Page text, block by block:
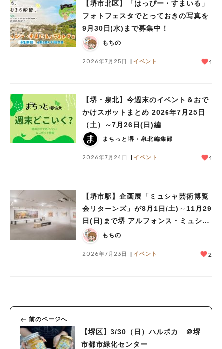
【堺市北区】「はっぴー・すまいる」
フォトフェスタでとっておきの写真を
9月30日(水)まで募集中！
もちの
2026年7月25日 イベント 1
【堺・泉北】今週末のイベント＆おで
かけスポットまとめ 2026年7月25日
（土）～7月26日(日)編
まちっと堺・泉北編集部
2026年7月24日 イベント 1
【堺市駅】企画展「ミュシャ芸術博覧
会リターンズ」が8月1日(土)～11月29
日(日)まで堺 アルフォンス・ミュシャ
館で開催！
もちの
2026年7月23日 イベント 2
前のページへ
【堺区】3/30（日）ハルポカ ＠堺
市都市緑化センター